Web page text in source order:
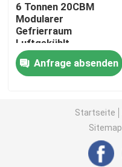
6 Tonnen 20CBM
Modularer
Gefrierraum
Luftgekühlt
Anpassbar Frische
haltenAnfrage absenden
Startseite
Sitemap